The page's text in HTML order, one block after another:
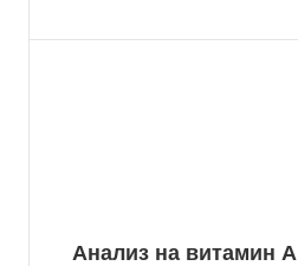
Анализ на витамин А